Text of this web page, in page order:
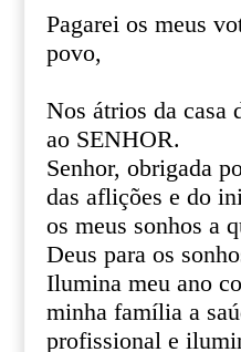
Pagarei os meus
povo,
Nos átrios da casa
ao SENHOR.
Senhor, obrigada
das aflições e do
os meus sonhos a
Deus para os
Ilumina meu ano
minha família a
profissional e